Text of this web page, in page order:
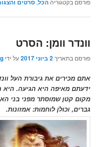
פורסם בקטגוריה הכל,סרטים
וונדר וומן: הסרט
פורסם בתאריך2 ביוני 2017 על ידי
אתם מכירים את גיבורת העל
ידעתם מאיפה היא הגיעה.
מקום קטן שמוסתר מפני בני
גברים, וכולן לוחמות: אמזונות.